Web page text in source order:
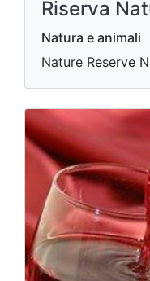
Riserva
Natura e animali
Nature Reserve